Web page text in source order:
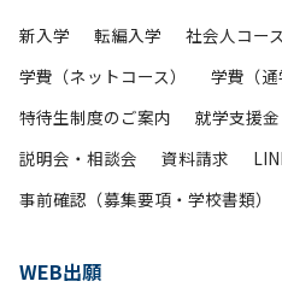
新入学 転編入学
社会人コー
学費（ネットコース）
学費（通
特待生制度のご案内
就学支援金
説明会・相談会
資料請求
事前確認（募集要項・学校書類）
WEB出願